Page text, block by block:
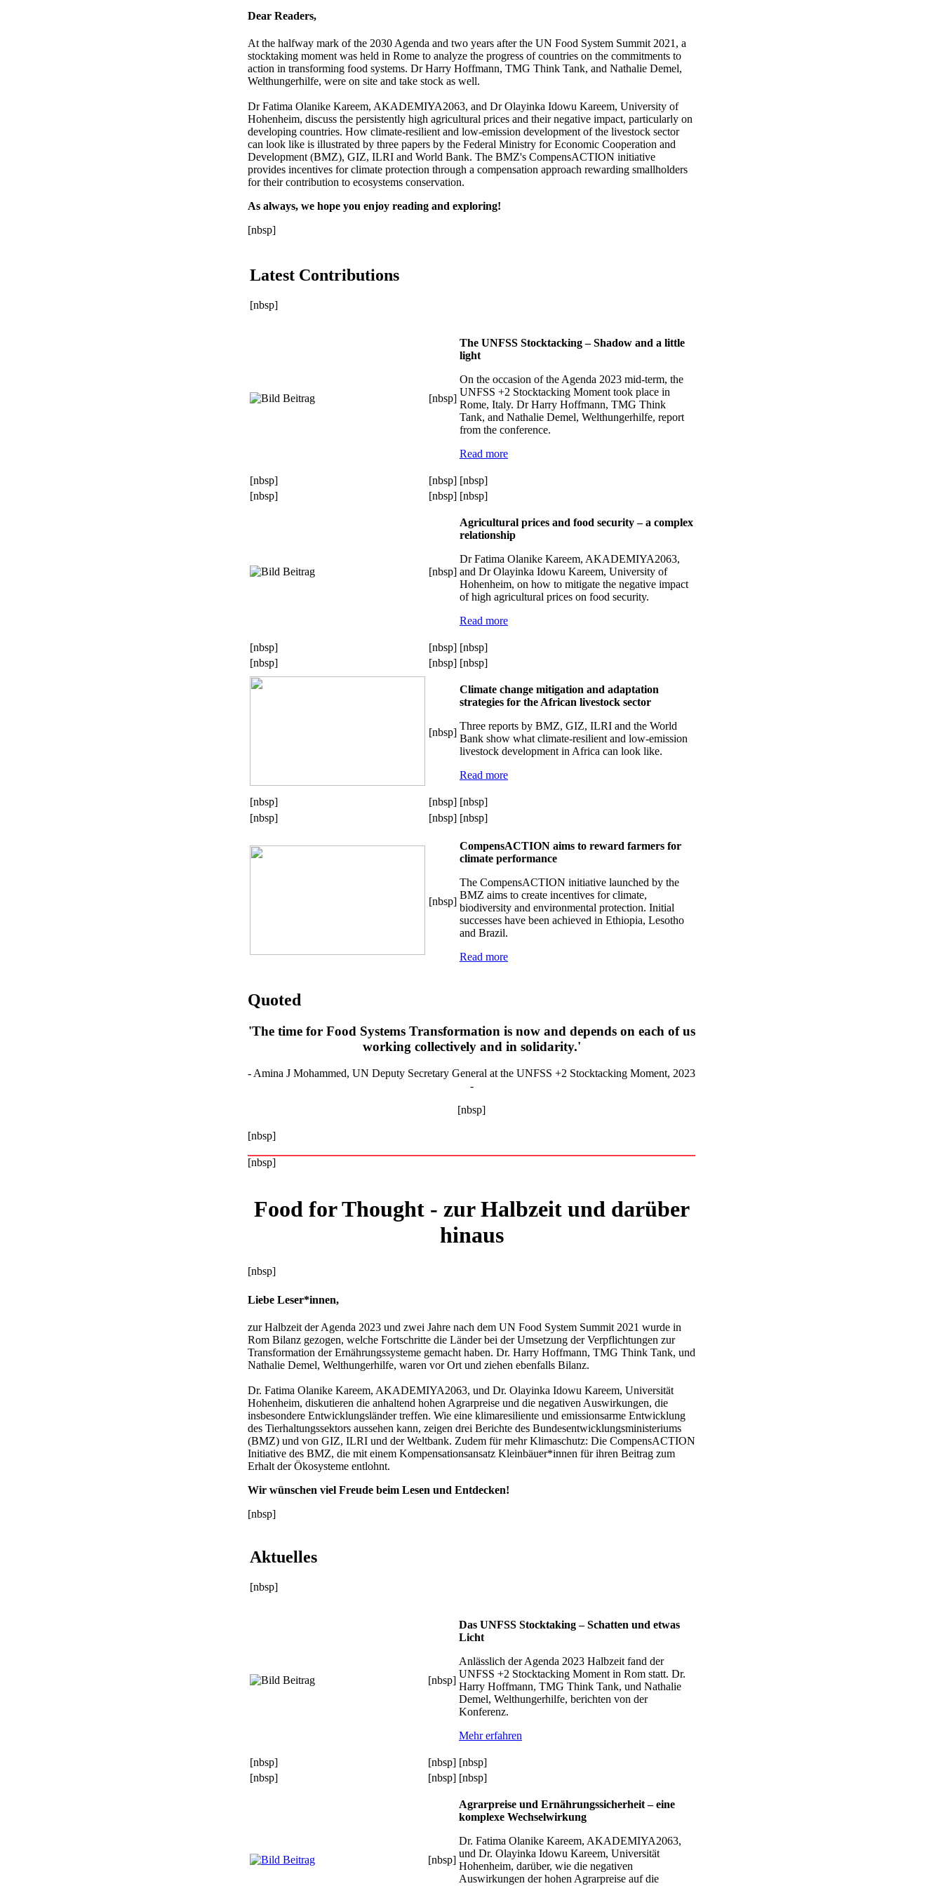
Dear Readers,
At the halfway mark of the 2030 Agenda and two years after the UN Food System Summit 2021, a
stocktaking moment was held in Rome to analyze the progress of countries on the commitments to
action in transforming food systems. Dr Harry Hoffmann, TMG Think Tank, and Nathalie Demel,
Welthungerhilfe, were on site and take stock as well.
Dr Fatima Olanike Kareem, AKADEMIYA2063, and Dr Olayinka Idowu Kareem, University of
Hohenheim, discuss the persistently high agricultural prices and their negative impact, particularly on
developing countries. How climate-resilient and low-emission development of the livestock sector
can look like is illustrated by three papers by the Federal Ministry for Economic Cooperation and
Development (BMZ), GIZ, ILRI and World Bank. The BMZ's CompensACTION initiative
provides incentives for climate protection through a compensation approach rewarding smallholders
for their contribution to ecosystems conservation.
As always, we hope you enjoy reading and exploring!
[nbsp]
Latest Contributions
[nbsp]
[nbsp]
The UNFSS Stocktacking – Shadow and a little
light
On the occasion of the Agenda 2023 mid-term, the
UNFSS +2 Stocktacking Moment took place in
Rome, Italy. Dr Harry Hoffmann, TMG Think
Tank, and Nathalie Demel, Welthungerhilfe, report
from the conference.
Read more
[nbsp] [nbsp] [nbsp]
[nbsp]
[nbsp] [nbsp]
[nbsp]
Agricultural prices and food security – a complex
relationship
Dr Fatima Olanike Kareem, AKADEMIYA2063,
and Dr Olayinka Idowu Kareem, University of
Hohenheim, on how to mitigate the negative impact
of high agricultural prices on food security.
Read more
[nbsp] [nbsp] [nbsp]
[nbsp]
[nbsp] [nbsp]
[nbsp]
Climate change mitigation and adaptation
strategies for the African livestock sector
Three reports by BMZ, GIZ, ILRI and the World
Bank show what climate-resilient and low-emission
livestock development in Africa can look like.
Read more
[nbsp] [nbsp] [nbsp]
[nbsp]
[nbsp] [nbsp]
[nbsp]
CompensACTION aims to reward farmers for
climate performance
The CompensACTION initiative launched by the
BMZ aims to create incentives for climate,
biodiversity and environmental protection. Initial
successes have been achieved in Ethiopia, Lesotho
and Brazil.
Read more
Quoted
'The time for Food Systems Transformation is now and depends on each of us
working collectively and in solidarity.'
- Amina J Mohammed, UN Deputy Secretary General at the UNFSS +2 Stocktacking Moment, 2023
-
[nbsp]
[nbsp]
[nbsp]
Food for Thought - zur Halbzeit und darüber
hinaus
[nbsp]
Liebe Leser*innen,
zur Halbzeit der Agenda 2023 und zwei Jahre nach dem UN Food System Summit 2021 wurde in
Rom Bilanz gezogen, welche Fortschritte die Länder bei der Umsetzung der Verpflichtungen zur
Transformation der Ernährungssysteme gemacht haben. Dr. Harry Hoffmann, TMG Think Tank, und
Nathalie Demel, Welthungerhilfe, waren vor Ort und ziehen ebenfalls Bilanz.
Dr. Fatima Olanike Kareem, AKADEMIYA2063, und Dr. Olayinka Idowu Kareem, Universität
Hohenheim, diskutieren die anhaltend hohen Agrarpreise und die negativen Auswirkungen, die
insbesondere Entwicklungsländer treffen. Wie eine klimaresiliente und emissionsarme Entwicklung
des Tierhaltungssektors aussehen kann, zeigen drei Berichte des Bundesentwicklungsministeriums
(BMZ) und von GIZ, ILRI und der Weltbank. Zudem für mehr Klimaschutz: Die CompensACTION
Initiative des BMZ, die mit einem Kompensationsansatz Kleinbäuer*innen für ihren Beitrag zum
Erhalt der Ökosysteme entlohnt.
Wir wünschen viel Freude beim Lesen und Entdecken!
[nbsp]
Aktuelles
[nbsp]
[nbsp]
Das UNFSS Stocktaking – Schatten und etwas
Licht
Anlässlich der Agenda 2023 Halbzeit fand der
UNFSS +2 Stocktacking Moment in Rom statt. Dr.
Harry Hoffmann, TMG Think Tank, und Nathalie
Demel, Welthungerhilfe, berichten von der
Konferenz.
Mehr erfahren
[nbsp] [nbsp] [nbsp]
[nbsp]
[nbsp] [nbsp]
[nbsp]
Agrarpreise und Ernährungssicherheit – eine
komplexe Wechselwirkung
Dr. Fatima Olanike Kareem, AKADEMIYA2063,
und Dr. Olayinka Idowu Kareem, Universität
Hohenheim, darüber, wie die negativen
Auswirkungen der hohen Agrarpreise auf die